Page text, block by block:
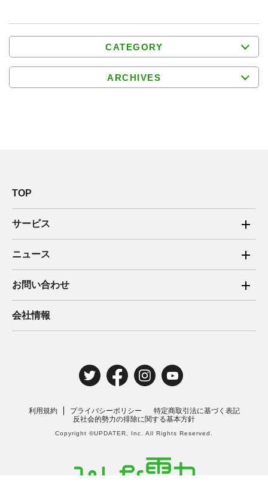
CATEGORY
ARCHIVES
TOP
サービス
ご家庭向け電力サービス
法人向け脱炭素サービス
住宅用太陽光売電 卒FIT
ニュース
2025年
2024年
2019年
お問い合わせ
ご家庭向け電力サービス・卒FIT電気の売電
法人向け脱炭素サービス・新電力向けサービス
電気工事のお申込み
会社情報
利用規約 プライバシーポリシー
特定商取引法に基づく表記
反社会的勢力の排除に関する基本方針
Copyright ©UPDATER, Inc. All Rights Reserved.